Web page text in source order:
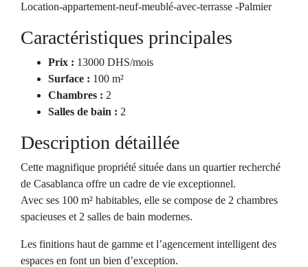
Location-appartement-neuf-meublé-avec-terrasse -Palmier
Caractéristiques principales
Prix : 13000 DHS/mois
Surface : 100 m²
Chambres : 2
Salles de bain : 2
Description détaillée
Cette magnifique propriété située dans un quartier recherché
de Casablanca offre un cadre de vie exceptionnel.
Avec ses 100 m² habitables, elle se compose de 2 chambres
spacieuses et 2 salles de bain modernes.
Les finitions haut de gamme et l’agencement intelligent des
espaces en font un bien d’exception.